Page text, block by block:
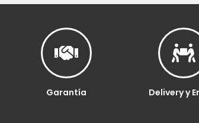
Garantía Delivery y